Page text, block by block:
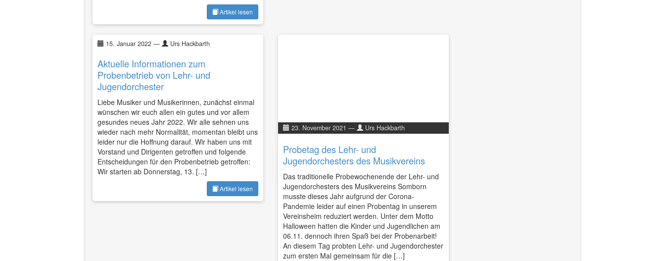
Artikel lesen
15. Januar 2022 — Urs Hackbarth
Aktuelle Informationen zum
Probenbetrieb von Lehr- und
Jugendorchester
Liebe Musiker und Musikerinnen, zunächst einmal
wünschen wir euch allen ein gutes und vor allem
gesundes neues Jahr 2022. Wir alle sehnen uns
wieder nach mehr Normalität, momentan bleibt uns
leider nur die Hoffnung darauf. Wir haben uns mit
Vorstand und Dirigenten getroffen und folgende
Entscheidungen für den Probenbetrieb getroffen:
Wir starten ab Donnerstag, 13. […]
Artikel lesen
23. November 2021 — Urs Hackbarth
Probetag des Lehr- und
Jugendorchesters des Musikvereins
Das traditionelle Probewochenende der Lehr- und
Jugendorchesters des Musikvereins Somborn
musste dieses Jahr aufgrund der Corona-
Pandemie leider auf einen Probentag in unserem
Vereinsheim reduziert werden. Unter dem Motto
Halloween hatten die Kinder und Jugendlichen am
06.11. dennoch ihren Spaß bei der Probenarbeit!
An diesem Tag probten Lehr- und Jugendorchester
zum ersten Mal gemeinsam für die […]